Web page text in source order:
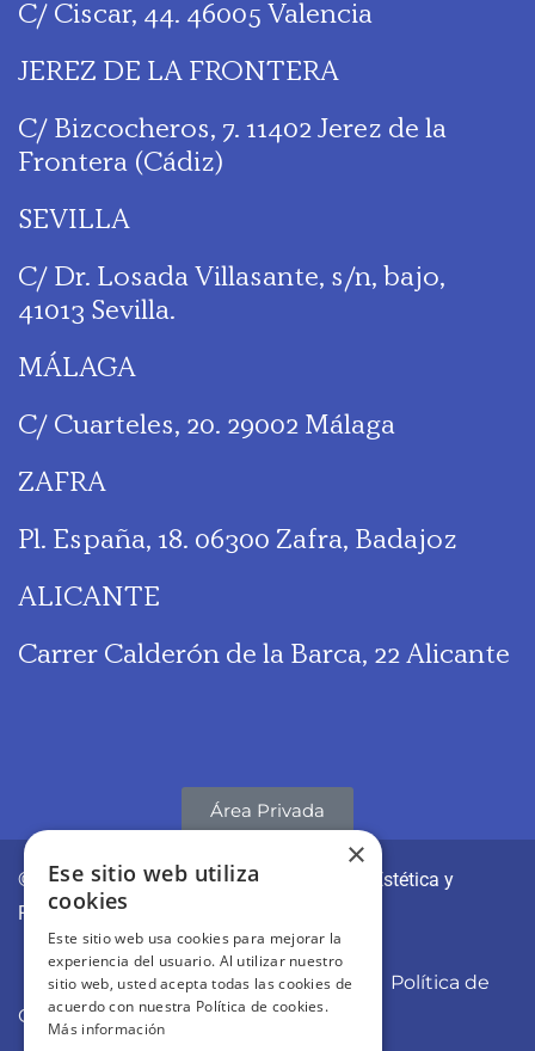
C/ Ciscar, 44. 46005 Valencia
JEREZ DE LA FRONTERA
C/ Bizcocheros, 7. 11402 Jerez de la
Frontera (Cádiz)
SEVILLA
C/ Dr. Losada Villasante, s/n, bajo,
41013 Sevilla.
MÁLAGA
C/ Cuarteles, 20. 29002 Málaga
ZAFRA
Pl. España, 18. 06300 Zafra, Badajoz
ALICANTE
Carrer Calderón de la Barca, 22 Alicante
Área Privada
© CLÍNICAS REVITAE | Medicina y Cirugía Estética y
Regenerativa
Aviso Legal Política de Privacidad
Política de
Cookies
×
Ese sitio web utiliza
cookies
Este sitio web usa cookies para mejorar la
experiencia del usuario. Al utilizar nuestro
sitio web, usted acepta todas las cookies de
acuerdo con nuestra Política de cookies.
Más información